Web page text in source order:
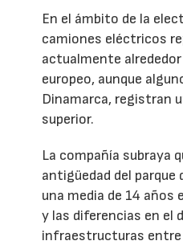
En el ámbito de la
camiones eléctricos
actualmente
europeo, aunque
Dinamarca, registran
superior.
La compañía subraya
antigüedad del
una media de 14 años
y las diferencias en el
infraestructuras entre